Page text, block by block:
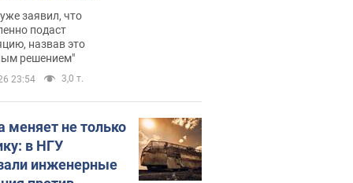
зала
400 млн
заявил, что
подаст
назвав это
решением"
23:54 3,0 т.
меняет не только
в НГУ
инженерные